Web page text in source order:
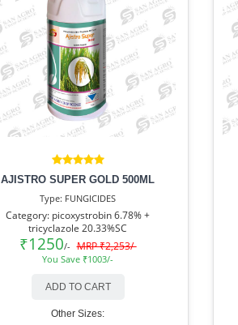
AJISTRO SUPER GOLD 500ML
Type: FUNGICIDES
Category: picoxystrobin 6.78% +
tricyclazole 20.33%SC
₹1250/- MRP ₹2,253/-
You Save ₹1003/-
ADD TO CART
Other Sizes: